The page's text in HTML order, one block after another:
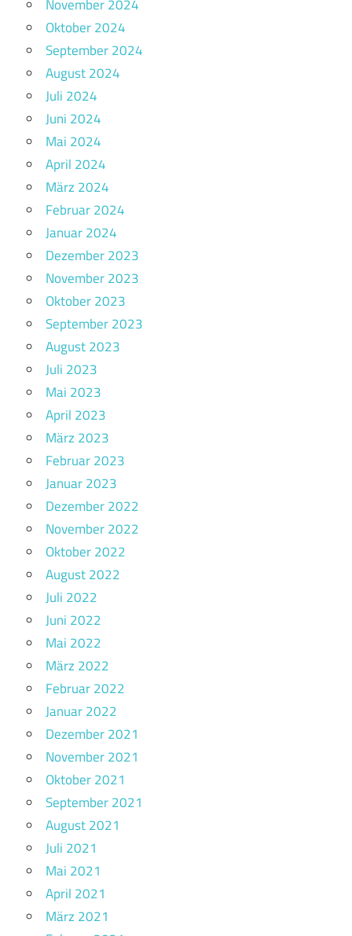
November 2024
Oktober 2024
September 2024
August 2024
Juli 2024
Juni 2024
Mai 2024
April 2024
März 2024
Februar 2024
Januar 2024
Dezember 2023
November 2023
Oktober 2023
September 2023
August 2023
Juli 2023
Mai 2023
April 2023
März 2023
Februar 2023
Januar 2023
Dezember 2022
November 2022
Oktober 2022
August 2022
Juli 2022
Juni 2022
Mai 2022
März 2022
Februar 2022
Januar 2022
Dezember 2021
November 2021
Oktober 2021
September 2021
August 2021
Juli 2021
Mai 2021
April 2021
März 2021